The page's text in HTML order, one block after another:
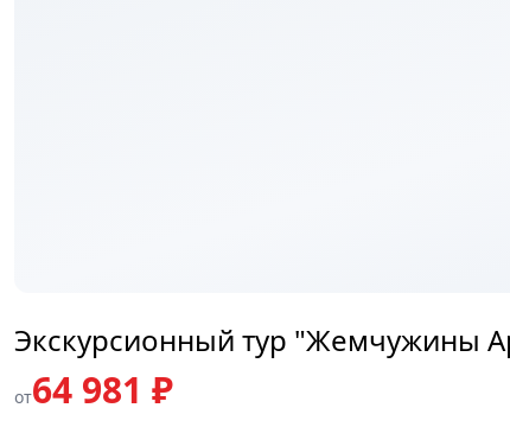
Экскурсионный тур "Жемчужины
от64 981 ₽